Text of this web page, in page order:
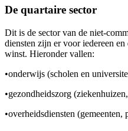
De quartaire sector
Dit is de sector van de niet-
diensten zijn er voor iedereen
winst. Hieronder vallen:
•onderwijs (scholen en
•gezondheidszorg
•overheidsdiensten (gemeenten,